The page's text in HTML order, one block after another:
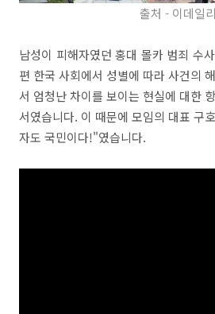
출처 - 이데일리
남성이 피해자였던 홍대 몰카 범죄 수
편 한국 사회에서 성별에 따라 사건의
서 엄청난 차이를 보이는 현실에 대한
서였습니다. 이 때문에 모임의 대표 구
자도 국민이다!"였습니다.